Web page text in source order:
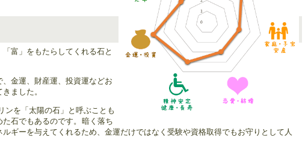
富」をもたらしてくれる石と
金運、財産運、投資運などお
ました。
ンを「太陽の石」と呼ぶことも
石でもあるのです。 暗く落ち
ギーを与えてくれるため、金運だけではなく受験や資格取得でもお守りとして人